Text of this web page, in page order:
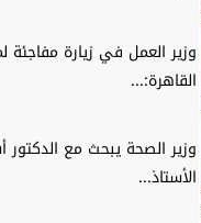
وزير العمل في زيارة مفاجئة
القاهرة:...
وزير الصحة يبحث مع
الأستاذ...